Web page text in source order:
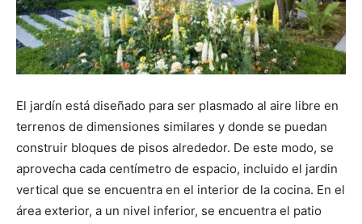
El jardín está diseñado para ser plasmado al aire libre en
terrenos de dimensiones similares y donde se puedan
construir bloques de pisos alrededor. De este modo, se
aprovecha cada centímetro de espacio, incluido el jardin
vertical que se encuentra en el interior de la cocina. En el
área exterior, a un nivel inferior, se encuentra el patio